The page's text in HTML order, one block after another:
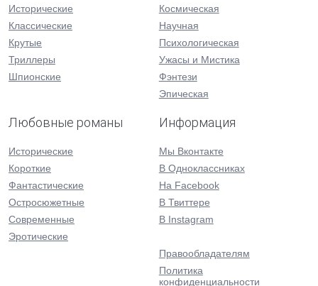
Исторические
Классические
Крутые
Триллеры
Шпионские
Космическая
Научная
Психологическая
Ужасы и Мистика
Фэнтези
Эпическая
Любовные романы
Исторические
Короткие
Фантастические
Остросюжетные
Современные
Эротические
Информация
Мы Вконтакте
В Одноклассниках
На Facebook
В Твиттере
В Instagram
Правообладателям
Политика
конфиденциальности